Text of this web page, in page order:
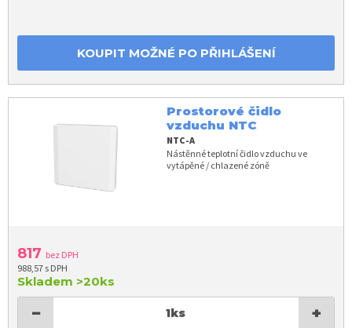
KOUPIT MOŽNÉ PO PŘIHLÁŠENÍ
Prostorové čidlo
vzduchu NTC
NTC-A
Nástěnné teplotní čidlo vzduchu ve
vytápěné / chlazené zóně
817 bez DPH
988,57 s DPH
Skladem >20ks
− 1ks +